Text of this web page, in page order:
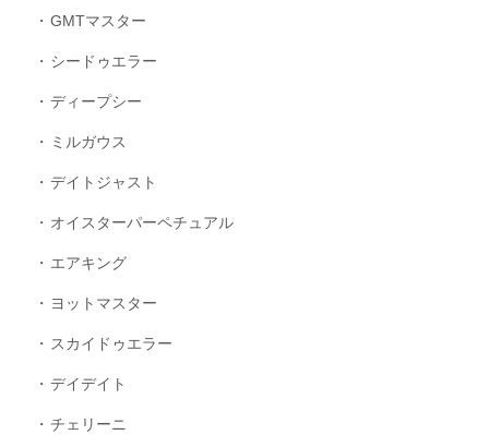
GMTマスター
シードゥエラー
ディープシー
ミルガウス
デイトジャスト
オイスターパーペチュアル
エアキング
ヨットマスター
スカイドゥエラー
デイデイト
チェリーニ